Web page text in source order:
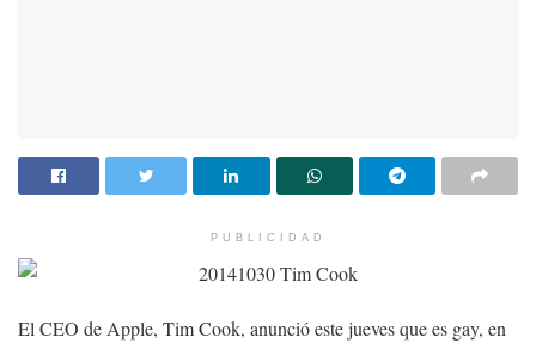
PUBLICIDAD
El CEO de Apple, Tim Cook, anunció este jueves que es gay, en